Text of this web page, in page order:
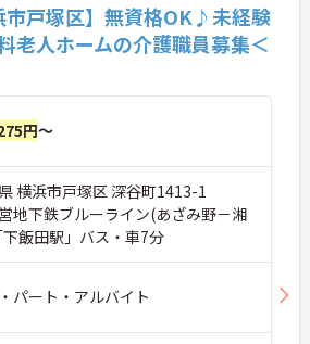
市戸塚区】無資格OK♪未経験
老人ホームの介護職員募集＜
円～
横浜市戸塚区 深谷町1413-1
地下鉄ブルーライン(あざみ野－湘
飯田駅」バス・車7分
パート・アルバイト